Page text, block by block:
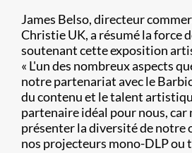
James Belso, directeur
Christie UK, a résumé la force
soutenant cette exposition
« L'un des nombreux aspects
notre partenariat avec le
du contenu et le talent
partenaire idéal pour nous, car
présenter la diversité de notre
nos projecteurs mono-DLP ou